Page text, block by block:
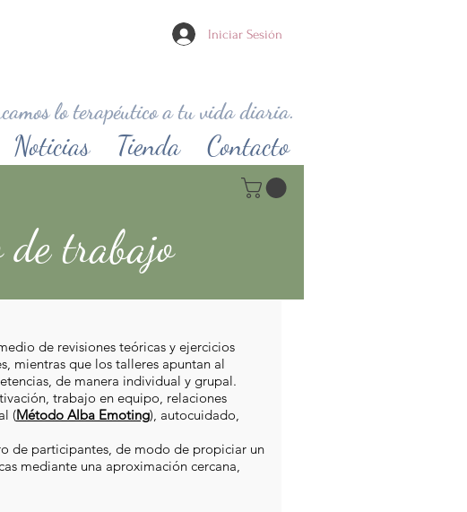
Iniciar Sesión
lo terapéutico a tu vida diaria.
Noticias Tienda Contacto
trabajo
de revisiones teóricas y ejercicios
mientras que los talleres apuntan al
de manera individual y grupal.
trabajo en equipo, relaciones
(Método Alba Emoting), autocuidado,
de participantes, de modo de propiciar un
mediante una aproximación cercana,